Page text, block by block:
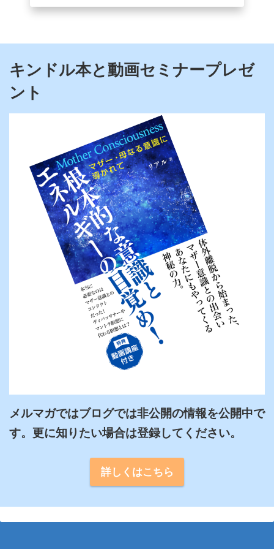
キンドル本と動画セミナープレゼ
ント
メルマガではブログでは非公開の情報を公開中で
詳しくはこちら